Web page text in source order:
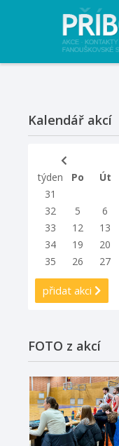
Kalendář akcí
týden
Po Út
31
32
5 6
33
12 13
34
19 20
35
26 27
přidat akci
FOTO z akcí